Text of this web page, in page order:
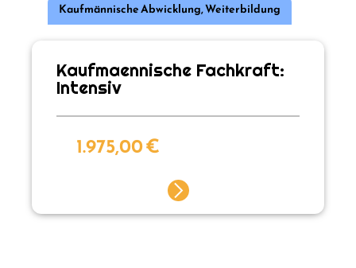
Kaufmännische Abwicklung,Weiterbildung
Kaufmaennische Fachkraft:
Intensiv
1.975,00€